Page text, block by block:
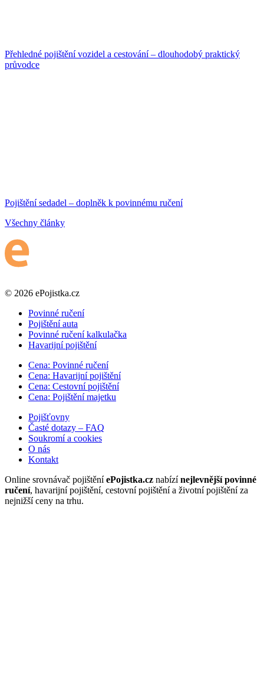
Přehledné pojištění vozidel a cestování – dlouhodobý praktický
průvodce
Pojištění sedadel – doplněk k povinnému ručení
Všechny články
© 2026 ePojistka.cz
Povinné ručení
Pojištění auta
Povinné ručení kalkulačka
Havarijní pojištění
Cena: Povinné ručení
Cena: Havarijní pojištění
Cena: Cestovní pojištění
Cena: Pojištění majetku
Pojišťovny
Časté dotazy – FAQ
Soukromí a cookies
O nás
Kontakt
Online srovnávač pojištěníePojistka.cz nabízínejlevnější povinné
ručení, havarijní pojištění, cestovní pojištění a životní pojištění za
nejnižší ceny na trhu.